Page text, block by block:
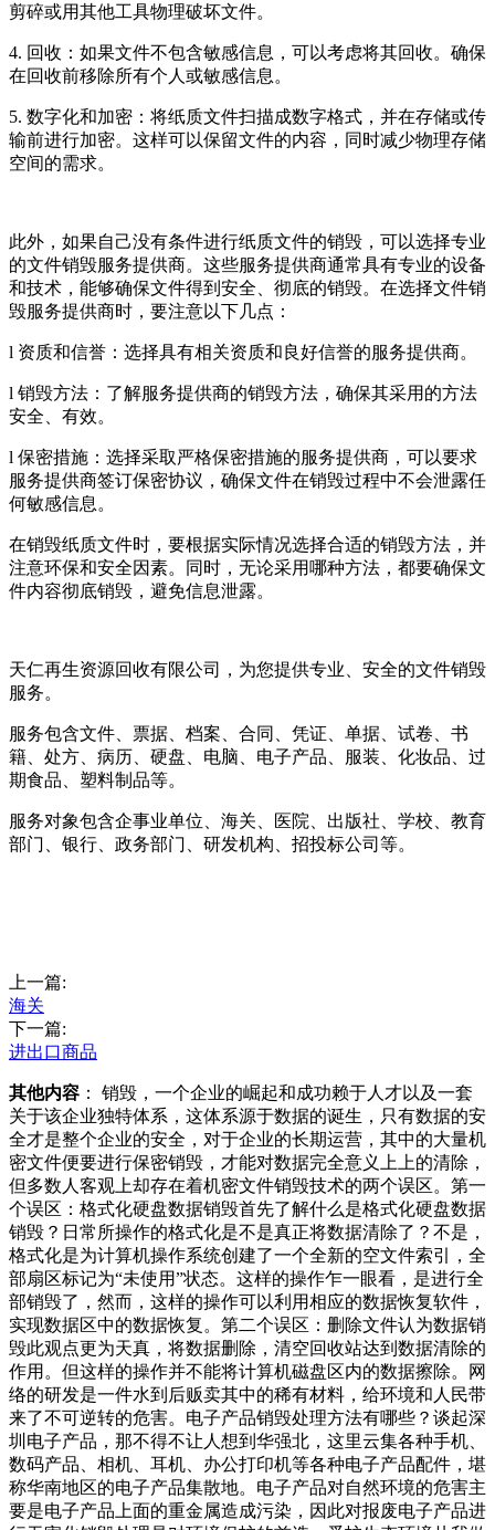
剪碎或用其他工具物理破坏文件。
4. 回收：如果文件不包含敏感信息，可以考虑将其回收。确保
在回收前移除所有个人或敏感信息。
5. 数字化和加密：将纸质文件扫描成数字格式，并在存储或传
输前进行加密。这样可以保留文件的内容，同时减少物理存储
空间的需求。
此外，如果自己没有条件进行纸质文件的销毁，可以选择专业
的文件销毁服务提供商。这些服务提供商通常具有专业的设备
和技术，能够确保文件得到安全、彻底的销毁。在选择文件销
毁服务提供商时，要注意以下几点：
l 资质和信誉：选择具有相关资质和良好信誉的服务提供商。
l 销毁方法：了解服务提供商的销毁方法，确保其采用的方法
安全、有效。
l 保密措施：选择采取严格保密措施的服务提供商，可以要求
服务提供商签订保密协议，确保文件在销毁过程中不会泄露任
何敏感信息。
在销毁纸质文件时，要根据实际情况选择合适的销毁方法，并
注意环保和安全因素。同时，无论采用哪种方法，都要确保文
件内容彻底销毁，避免信息泄露。
天仁再生资源回收有限公司，为您提供专业、安全的文件销毁
服务。
服务包含文件、票据、档案、合同、凭证、单据、试卷、书
籍、处方、病历、硬盘、电脑、电子产品、服装、化妆品、过
期食品、塑料制品等。
服务对象包含企事业单位、海关、医院、出版社、学校、教育
部门、银行、政务部门、研发机构、招投标公司等。
上一篇:
海关
下一篇:
进出口商品
其他内容 ： 销毁，一个企业的崛起和成功赖于人才以及一套
关于该企业独特体系，这体系源于数据的诞生，只有数据的安
全才是整个企业的安全，对于企业的长期运营，其中的大量机
密文件便要进行保密销毁，才能对数据完全意义上上的清除，
但多数人客观上却存在着机密文件销毁技术的两个误区。第一
个误区：格式化硬盘数据销毁首先了解什么是格式化硬盘数据
销毁？日常所操作的格式化是不是真正将数据清除了？不是，
格式化是为计算机操作系统创建了一个全新的空文件索引，全
部扇区标记为“未使用”状态。这样的操作乍一眼看，是进行全
部销毁了，然而，这样的操作可以利用相应的数据恢复软件，
实现数据区中的数据恢复。第二个误区：删除文件认为数据销
毁此观点更为天真，将数据删除，清空回收站达到数据清除的
作用。但这样的操作并不能将计算机磁盘区内的数据擦除。网
络的研发是一件水到后贩卖其中的稀有材料，给环境和人民带
来了不可逆转的危害。电子产品销毁处理方法有哪些？谈起深
圳电子产品，那不得不让人想到华强北，这里云集各种手机、
数码产品、相机、耳机、办公打印机等各种电子产品配件，堪
称华南地区的电子产品集散地。电子产品对自然环境的危害主
要是电子产品上面的重金属造成污染，因此对报废电子产品进